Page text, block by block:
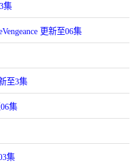
集
更新至06集
至3集
集
集